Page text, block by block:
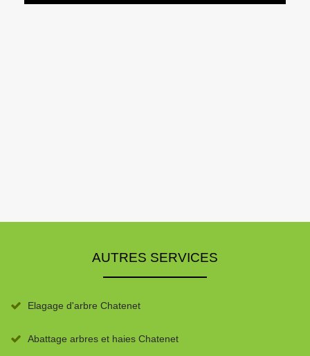
AUTRES SERVICES
Elagage d'arbre Chatenet
Abattage arbres et haies Chatenet